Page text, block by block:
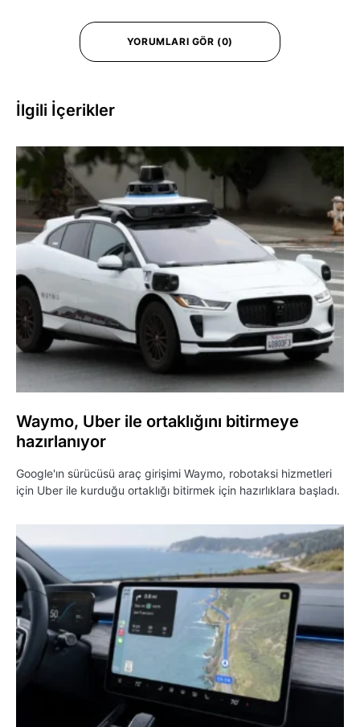
YORUMLARI GÖR (0)
İlgili İçerikler
Waymo, Uber ile ortaklığını bitirmeye
hazırlanıyor
Google'ın sürücüsü araç girişimi Waymo, robotaksi hizmetleri
için Uber ile kurduğu ortaklığı bitirmek için hazırlıklara başladı.